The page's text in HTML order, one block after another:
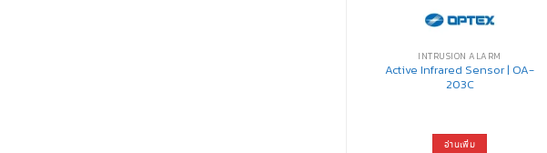
INTRUSION ALARM
Active Infrared Sensor | OA-
203C
อ่านเพิ่ม